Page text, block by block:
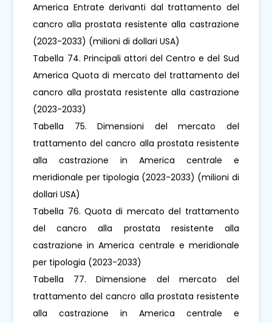
America Entrate derivanti dal trattamento del
cancro alla prostata resistente alla castrazione
(2023-2033) (milioni di dollari USA)
Tabella 74. Principali attori del Centro e del Sud
America Quota di mercato del trattamento del
cancro alla prostata resistente alla castrazione
(2023-2033)
Tabella 75. Dimensioni del mercato del
trattamento del cancro alla prostata resistente
alla castrazione in America centrale e
meridionale per tipologia (2023-2033) (milioni di
dollari USA)
Tabella 76. Quota di mercato del trattamento
del cancro alla prostata resistente alla
castrazione in America centrale e meridionale
per tipologia (2023-2033)
Tabella 77. Dimensione del mercato del
trattamento del cancro alla prostata resistente
alla castrazione in America centrale e